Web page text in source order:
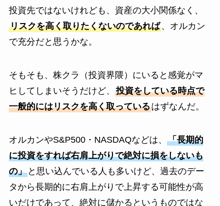
投資先ではないけれども、資産の大小関係なく、
リスクを高く取りたくないのであれば、オルカン
で充分だと思うかな。
そもそも、株クラ（投資界隈）にいると感覚がマ
ヒしてしまいそうだけど、 投資をしている時点で
一般的にはリスクを高く取っているはずなんだ。
オルカンやS&P500・NASDAQなどは、 「長期的
に投資をすれば右肩上がりで絶対に損をしないも
の」と思い込んでいる人も多いけど、過去のデー
タから長期的に右肩上がりで上昇する可能性が高
いだけであって、絶対に儲かるというものではな